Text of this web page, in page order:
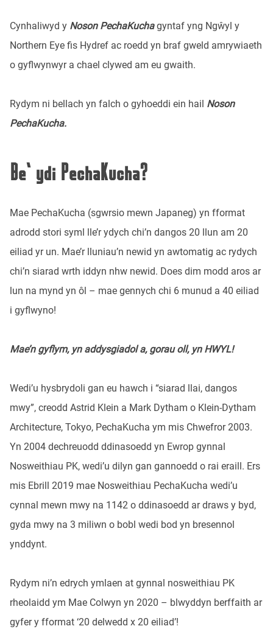
Cynhaliwyd y Noson PechaKuchagyntaf yng Ngŵyl y
Northern Eye fis Hydref ac roedd yn braf gweld amrywiaeth
o gyflwynwyr a chael clywed am eu gwaith.
Rydym ni bellach yn falch o gyhoeddi ein hail Noson
PechaKucha.
Be’ ydi PechaKucha?
Mae PechaKucha (sgwrsio mewn Japaneg) yn fformat
adrodd stori syml lle’r ydych chi’n dangos 20 llun am 20
eiliad yr un. Mae’r lluniau’n newid yn awtomatig ac rydych
chi’n siarad wrth iddyn nhw newid. Does dim modd aros ar
lun na mynd yn ôl – mae gennych chi 6 munud a 40 eiliad
i gyflwyno!
Mae’n gyflym, yn addysgiadol a, gorau oll, yn HWYL!
Wedi’u hysbrydoli gan eu hawch i “siarad llai, dangos
mwy”, creodd Astrid Klein a Mark Dytham o Klein-Dytham
Architecture, Tokyo, PechaKucha ym mis Chwefror 2003.
Yn 2004 dechreuodd ddinasoedd yn Ewrop gynnal
Nosweithiau PK, wedi’u dilyn gan gannoedd o rai eraill. Ers
mis Ebrill 2019 mae Nosweithiau PechaKucha wedi’u
cynnal mewn mwy na 1142 o ddinasoedd ar draws y byd,
gyda mwy na 3 miliwn o bobl wedi bod yn bresennol
ynddynt.
Rydym ni’n edrych ymlaen at gynnal nosweithiau PK
rheolaidd ym Mae Colwyn yn 2020 – blwyddyn berffaith ar
gyfer y fformat ‘20 delwedd x 20 eiliad’!